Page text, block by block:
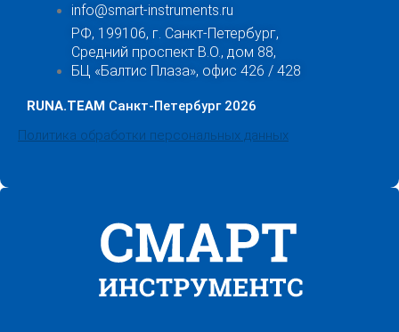
info@smart-instruments.ru
РФ, 199106, г. Санкт-Петербург,
Средний проспект В.О., дом 88,
БЦ «Балтис Плаза», офис 426 / 428
RUNA.TEAM Санкт-Петербург 2026
Политика обработки персональных данных